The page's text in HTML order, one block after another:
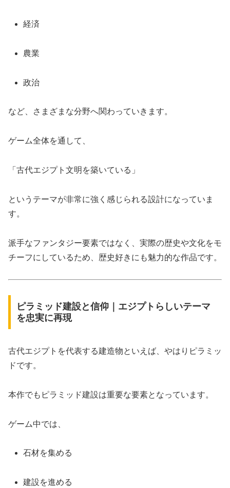
経済
農業
政治
など、さまざまな分野へ関わっていきます。
ゲーム全体を通して、
「古代エジプト文明を築いている」
というテーマが非常に強く感じられる設計になっていま
す。
派手なファンタジー要素ではなく、実際の歴史や文化をモ
チーフにしているため、歴史好きにも魅力的な作品です。
ピラミッド建設と信仰｜エジプトらしいテーマ
を忠実に再現
古代エジプトを代表する建造物といえば、やはりピラミッ
ドです。
本作でもピラミッド建設は重要な要素となっています。
ゲーム中では、
石材を集める
建設を進める